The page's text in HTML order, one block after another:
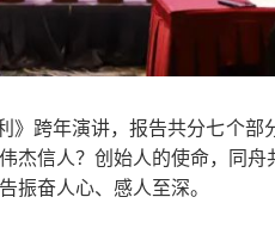
跨年演讲，报告共分七个部
杰信人？创始人的使命，同舟
振奋人心、感人至深。